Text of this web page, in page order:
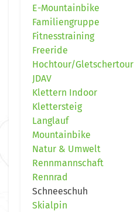
E-Mountainbike
Familiengruppe
Fitnesstraining
Freeride
Hochtour/Gletschertour
JDAV
Klettern Indoor
Klettersteig
Langlauf
Mountainbike
Natur & Umwelt
Rennmannschaft
Rennrad
Schneeschuh
Skialpin